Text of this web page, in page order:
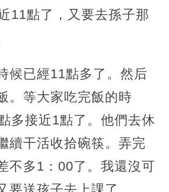
11點了，又要去孫子那
候已經11點多了。然后
。等大家吃完飯的時
多接近1點了。他們去休
續干活收拾碗筷。弄完
不多1：00了。我還沒可